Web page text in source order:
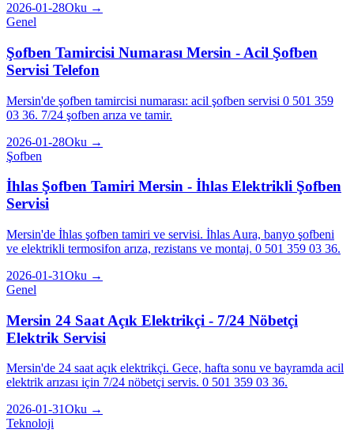
2026-01-28Oku →
Genel
Şofben Tamircisi Numarası Mersin - Acil Şofben
Servisi Telefon
Mersin'de şofben tamircisi numarası: acil şofben servisi 0 501 359
03 36. 7/24 şofben arıza ve tamir.
2026-01-28Oku →
Şofben
İhlas Şofben Tamiri Mersin - İhlas Elektrikli Şofben
Servisi
Mersin'de İhlas şofben tamiri ve servisi. İhlas Aura, banyo şofbeni
ve elektrikli termosifon arıza, rezistans ve montaj. 0 501 359 03 36.
2026-01-31Oku →
Genel
Mersin 24 Saat Açık Elektrikçi - 7/24 Nöbetçi
Elektrik Servisi
Mersin'de 24 saat açık elektrikçi. Gece, hafta sonu ve bayramda acil
elektrik arızası için 7/24 nöbetçi servis. 0 501 359 03 36.
2026-01-31Oku →
Teknoloji